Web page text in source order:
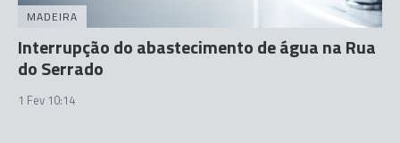
MADEIRA
Interrupção do abastecimento de água na Rua
do Serrado
1 Fev 10:14